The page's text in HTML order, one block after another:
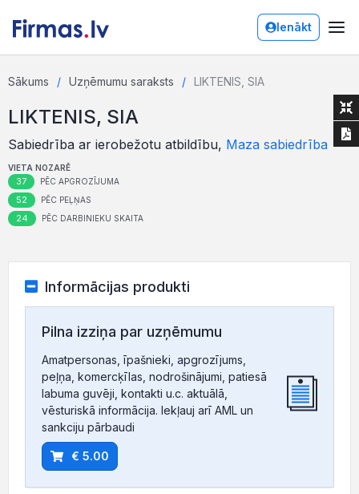
Ienākt
Sākums Uzņēmumu saraksts LIKTENIS, SIA
LIKTENIS, SIA
Sabiedrība ar ierobežotu atbildību, Maza sabiedrība
VIETA NOZARĒ
37 PĒC APGROZĪJUMA
52 PĒC PEĻŅAS
24 PĒC DARBINIEKU SKAITA
Informācijas produkti
Pilna izziņa par uzņēmumu
Amatpersonas, īpašnieki, apgrozījums,
peļņa, komercķīlas, nodrošinājumi, patiesā
labuma guvēji, kontakti u.c. aktuālā,
vēsturiskā informācija. Iekļauj arī AML un
sankciju pārbaudi
€ 5.00